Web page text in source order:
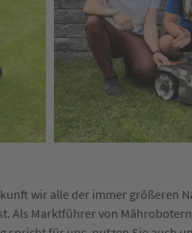
wir alle der immer größeren
Als Marktführer von